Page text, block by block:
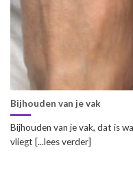
Bijhouden van je vak
Bijhouden van je vak, dat is
vliegt [...lees verder]